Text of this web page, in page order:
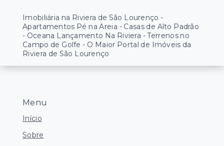
Menu
Início
Sobre
Imobiliária na Riviera de São Lourenço -
Apartamentos Pé na Areia - Casas de Alto Padrão
- Oceana Lançamento Na Riviera - Terrenos no
Campo de Golfe - O Maior Portal de Imóveis da
Riviera de São Lourenço